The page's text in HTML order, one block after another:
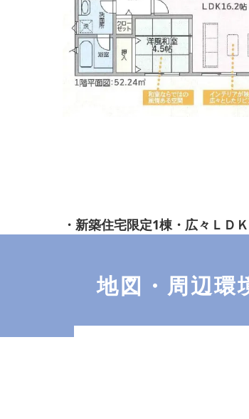
・新築住宅限定1棟・広々ＬＤ
地図・周辺環